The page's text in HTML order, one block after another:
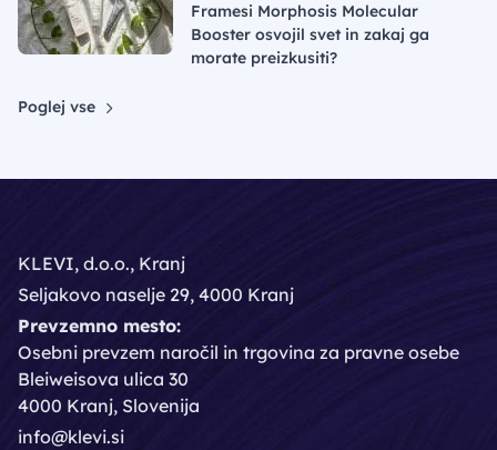
Framesi Morphosis Molecular
Booster osvojil svet in zakaj ga
morate preizkusiti?
Poglej vse
KLEVI, d.o.o., Kranj
Seljakovo naselje 29, 4000 Kranj
Prevzemno mesto:
Osebni prevzem naročil in trgovina za pravne osebe
Bleiweisova ulica 30
4000 Kranj, Slovenija
info@klevi.si